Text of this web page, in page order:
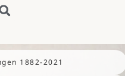
1882-2021